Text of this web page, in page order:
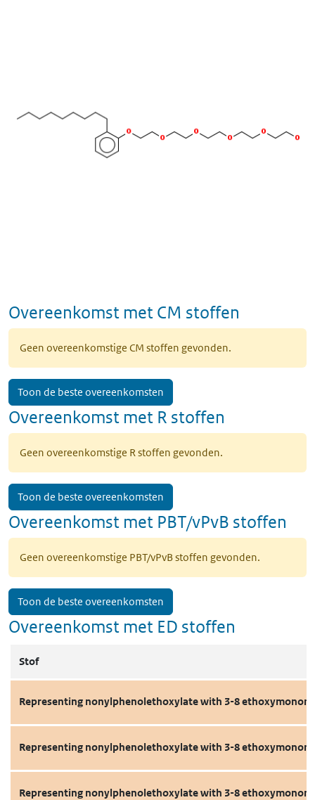
Overeenkomst met CM stoffen
Geen overeenkomstige CM stoffen gevonden.
Toon de beste overeenkomsten
Overeenkomst met R stoffen
Geen overeenkomstige R stoffen gevonden.
Toon de beste overeenkomsten
Overeenkomst met PBT/vPvB stoffen
Geen overeenkomstige PBT/vPvB stoffen gevonden.
Toon de beste overeenkomsten
Overeenkomst met ED stoffen
Stof
Representing nonylphenolethoxylate with 3-8
Representing nonylphenolethoxylate with 3-8
Representing nonylphenolethoxylate with 3-8